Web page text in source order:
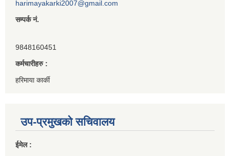
harimayakarki2007@gmail.com
सम्पर्क नं.
9848160451
कर्मचारीहरु :
हरिमाया कार्की
उप-प्रमुखको सचिवालय
ईमेल :